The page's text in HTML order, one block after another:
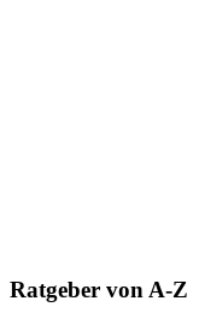
Ratgeber von A-Z